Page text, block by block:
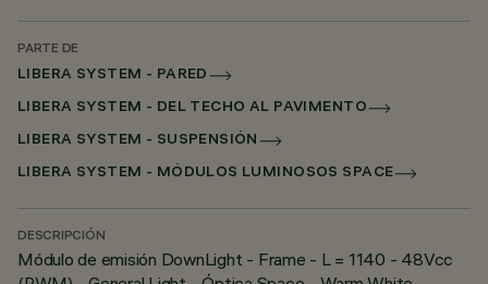
PARTE DE
LIBERA SYSTEM - PARED
LIBERA SYSTEM - DEL TECHO AL PAVIMENTO
LIBERA SYSTEM - SUSPENSIÓN
LIBERA SYSTEM - MÓDULOS LUMINOSOS SPACE
DESCRIPCIÓN
Módulo de emisión DownLight - Frame - L = 1140 - 48Vcc